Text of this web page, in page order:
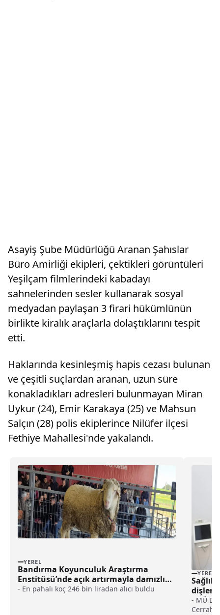
Asayiş Şube Müdürlüğü Aranan Şahıslar
Büro Amirliği ekipleri, çektikleri görüntüleri
Yeşilçam filmlerindeki kabadayı
sahnelerinden sesler kullanarak sosyal
medyadan paylaşan 3 firari hükümlünün
birlikte kiralık araçlarla dolaştıklarını tespit
etti.
Haklarında kesinleşmiş hapis cezası bulunan
ve çeşitli suçlardan aranan, uzun süre
konakladıkları adresleri bulunmayan Miran
Uykur (24), Emir Karakaya (25) ve Mahsun
Salçın (28) polis ekiplerince Nilüfer ilçesi
Fethiye Mahallesi'nde yakalandı.
YEREL
Bandırma Koyunculuk Araştırma
Enstitüsü’nde açık artırmayla damızlık
koç satışı yapıldı haberi
- En pahalı koç 246 bin liradan alıcı buldu
YEREL
- MÜ